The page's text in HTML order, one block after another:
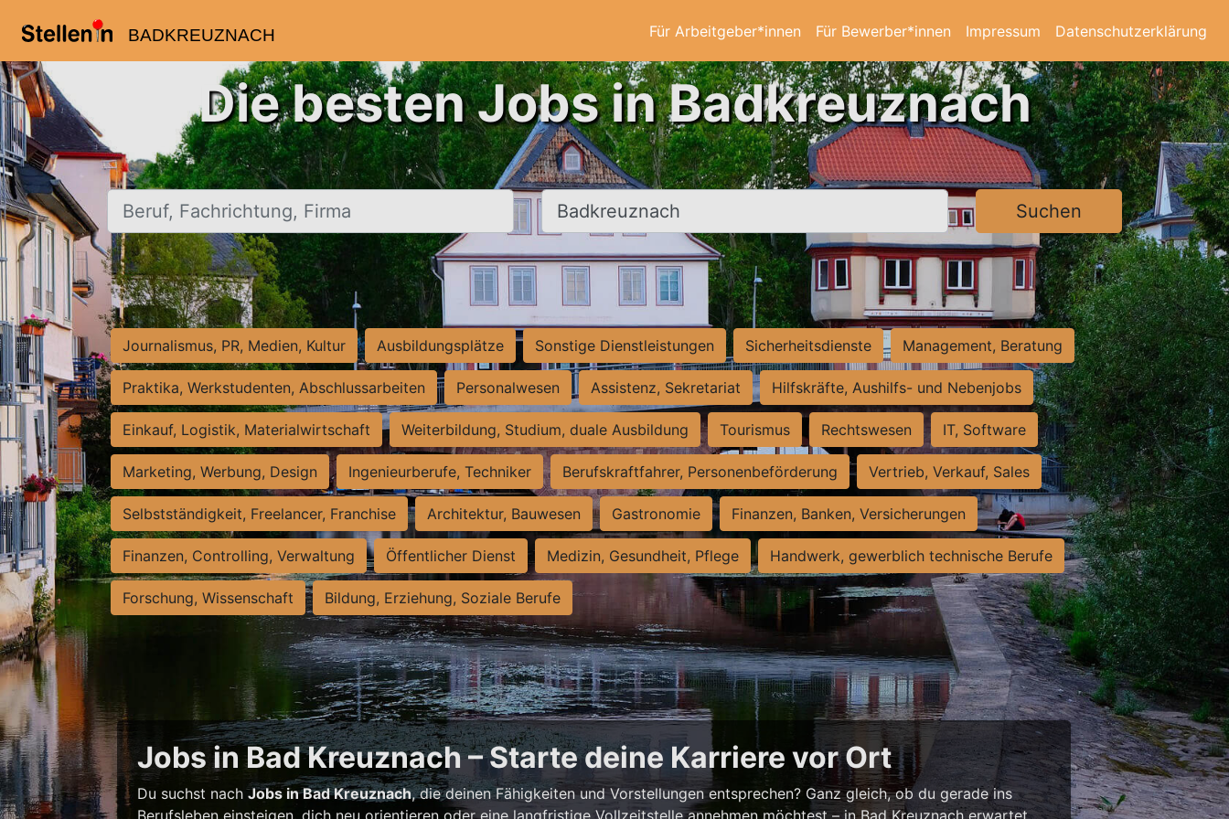
BADKREUZNACH Für Arbeitgeber*innen Für Bewerber*innen Impressum Datenschutzerklärung
Die besten Jobs in Badkreuznach
Beruf, Fachrichtung, Firma Ort, Stadt Suchen
Journalismus, PR, Medien, Kultur Ausbildungsplätze Sonstige Dienstleistungen Sicherheitsdienste Management, Beratung
Praktika, Werkstudenten, Abschlussarbeiten Personalwesen Assistenz, Sekretariat Hilfskräfte, Aushilfs- und Nebenjobs
Einkauf, Logistik, Materialwirtschaft Weiterbildung, Studium, duale Ausbildung Tourismus Rechtswesen IT, Software
Marketing, Werbung, Design Ingenieurberufe, Techniker Berufskraftfahrer, Personenbeförderung Vertrieb, Verkauf, Sales
Selbstständigkeit, Freelancer, Franchise Architektur, Bauwesen Gastronomie Finanzen, Banken, Versicherungen
Finanzen, Controlling, Verwaltung Öffentlicher Dienst Medizin, Gesundheit, Pflege Handwerk, gewerblich technische Berufe
Forschung, Wissenschaft Bildung, Erziehung, Soziale Berufe
Jobs in Bad Kreuznach – Starte deine Karriere vor Ort
Du suchst nachJobs in Bad Kreuznach, die deinen Fähigkeiten und Vorstellungen entsprechen? Ganz gleich, ob du gerade ins